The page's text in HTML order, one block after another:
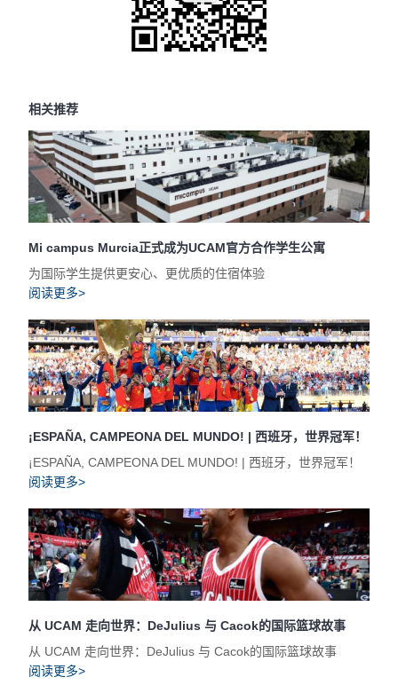
相关推荐
Mi campus Murcia正式成为UCAM官方合作学生公寓
为国际学生提供更安心、更优质的住宿体验
阅读更多>
¡ESPAÑA, CAMPEONA DEL MUNDO! | 西班牙，世界冠军！
¡ESPAÑA, CAMPEONA DEL MUNDO! | 西班牙，世界冠军！
阅读更多>
从 UCAM 走向世界：DeJulius 与 Cacok的国际篮球故事
从 UCAM 走向世界：DeJulius 与 Cacok的国际篮球故事
阅读更多>